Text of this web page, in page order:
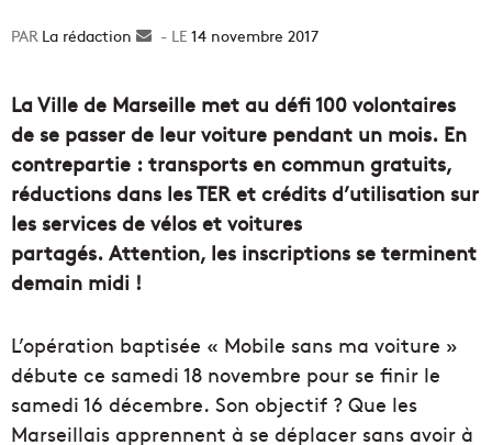
La rédaction
Envoyer14 novembre 2017
La Ville de Marseille met au défi 100 volontaires
de se passer de leur voiture pendant un mois. En
contrepartie : transports en commun gratuits,
réductions dans les TERet crédits d’utilisation sur
les services de vélos et voitures
partagés. Attention, les inscriptions se terminent
demain midi !
L’opération baptisée « Mobile sans ma voiture »
débute ce samedi 18 novembre pour se finir le
samedi 16 décembre. Son objectif ? Que les
Marseillais apprennent à se déplacer sans avoir à